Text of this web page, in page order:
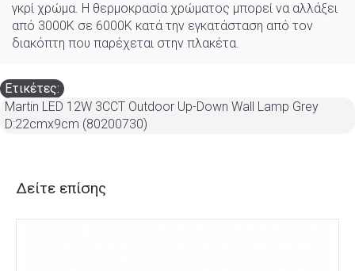
γκρί χρώμα. Η θερμοκρασία χρώματος μπορεί να αλλάξει
από 3000K σε 6000K κατά την εγκατάσταση από τον
διακόπτη που παρέχεται στην πλακέτα.
Ετικέτες:
Martin LED 12W 3CCT Outdoor Up-Down Wall Lamp Grey
D:22cmx9cm (80200730)
Δείτε επίσης